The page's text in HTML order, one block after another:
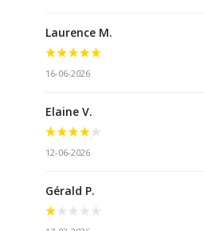
Laurence M.
16-06-2026
Elaine V.
12-06-2026
Gérald P.